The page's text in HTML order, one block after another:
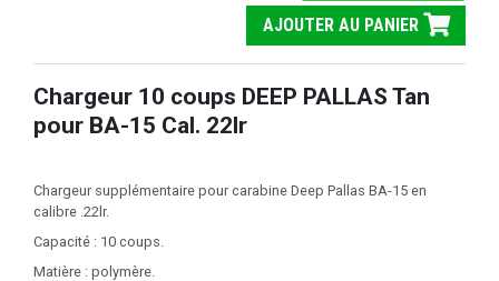
AJOUTER AU PANIER
Chargeur 10 coups DEEP PALLAS Tan
pour BA-15 Cal. 22lr
Chargeur supplémentaire pour carabine Deep Pallas BA-15 en
calibre .22lr.
Capacité : 10 coups.
Matière : polymère.